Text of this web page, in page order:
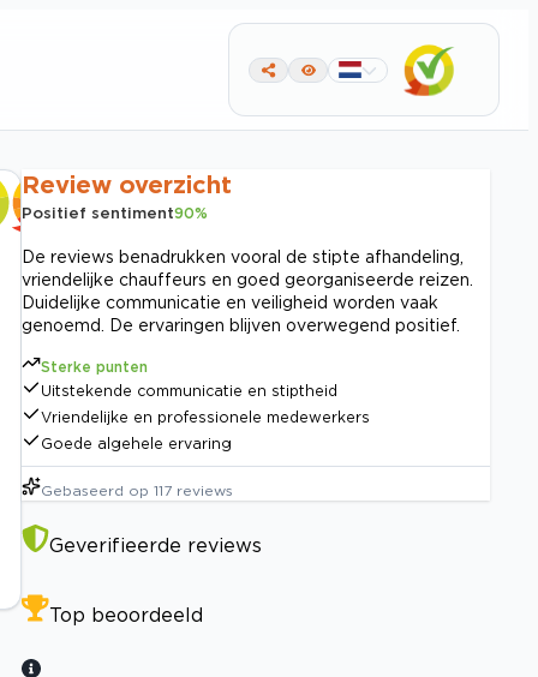
Review overzicht
Positief sentiment90%
De reviews benadrukken vooral de stipte afhandeling,
vriendelijke chauffeurs en goed georganiseerde reizen.
Duidelijke communicatie en veiligheid worden vaak
genoemd. De ervaringen blijven overwegend positief.
Sterke punten
Uitstekende communicatie en stiptheid
Vriendelijke en professionele medewerkers
Goede algehele ervaring
Gebaseerd op 117 reviews
Geverifieerde reviews
Top beoordeeld